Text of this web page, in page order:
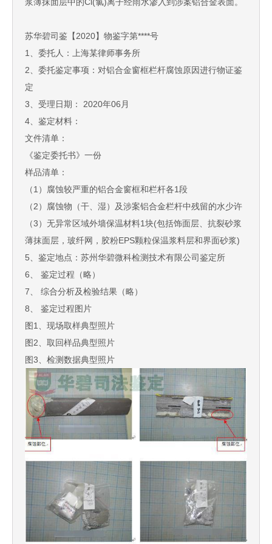
苏华碧司鉴【2020】物鉴字第****号
1、委托人：上海某律师事务所
2、委托鉴定事项：对铝合金窗框栏杆腐蚀原因进行物证鉴
定
3、受理日期： 2020年06月
4、鉴定材料：
文件清单：
《鉴定委托书》一份
样品清单：
（1）腐蚀较严重的铝合金窗框和栏杆各1段
（2）腐蚀物（干、湿）及涉案铝合金栏杆中残留的水少许
（3）无异常区域外墙保温材料1块(包括饰面层、抗裂砂浆
薄抹面层，玻纤网，胶粉EPS颗粒保温浆料层和界面砂浆)
5、鉴定地点：苏州华碧微科检测技术有限公司鉴定所
6、 鉴定过程（略）
7、 综合分析及检验结果（略）
8、 鉴定过程图片
图1、现场取样典型照片
图2、取回样品典型照片
图3、检测数据典型照片